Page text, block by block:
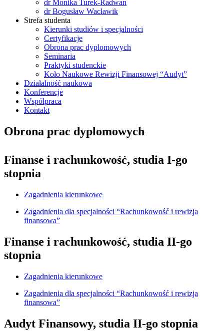
dr Monika Turek-Radwan
dr Bogusław Wacławik
Strefa studenta
Kierunki studiów i specjalności
Certyfikacje
Obrona prac dyplomowych
Seminaria
Praktyki studenckie
Koło Naukowe Rewizji Finansowej “Audyt”
Działalność naukowa
Konferencje
Współpraca
Kontakt
Obrona prac dyplomowych
Finanse i rachunkowość, studia I-go
stopnia
Zagadnienia kierunkowe
Zagadnienia dla specjalności “Rachunkowość i rewizja
finansowa”
Finanse i rachunkowość, studia II-go
stopnia
Zagadnienia kierunkowe
Zagadnienia dla specjalności “Rachunkowość i rewizja
finansowa”
Audyt Finansowy, studia II-go stopnia